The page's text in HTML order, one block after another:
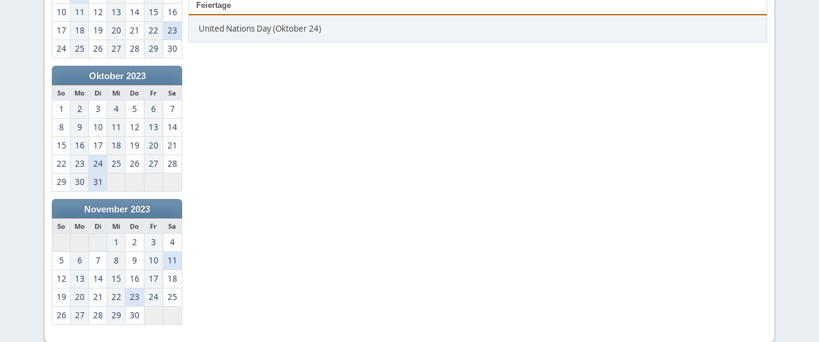
10
11 12 13 14 15
16
17
18 19 20 21 22
23
24
25 26 27 28 29 30
Oktober 2023
So Mo Di Mi Do Fr Sa
1 2 3 4 5 6
7
8
9 10 11 12 13
14
15
16 17 18 19 20
21
22
23 24 25 26 27
28
29
30 31
November 2023
So Mo Di Mi Do Fr Sa
1 2 3
4
5
6 7 8 9 10
11
12
13 14 15 16 17
18
19
20 21 22 23 24
25
26
27 28 29 30
Feiertage
United Nations Day (Oktober 24)